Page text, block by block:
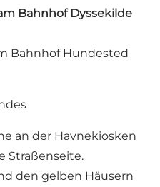
Bahnhof Dyssekilde
Bahnhof Hundested
an der Havnekiosken
Straßenseite.
den gelben Häusern